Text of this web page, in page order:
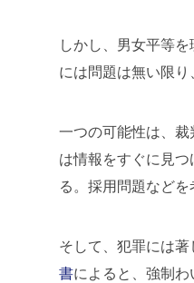
しかし、男女平等
には問題は無い限り
一つの可能性は、
は情報をすぐに見
る。採用問題など
そして、犯罪には著
書によると、強制